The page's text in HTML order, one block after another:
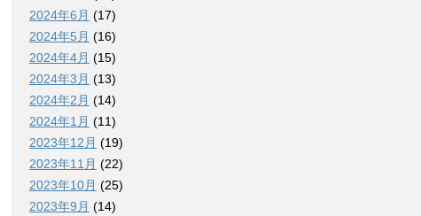
2024年6月 (17)
2024年5月 (16)
2024年4月 (15)
2024年3月 (13)
2024年2月 (14)
2024年1月 (11)
2023年12月 (19)
2023年11月 (22)
2023年10月 (25)
2023年9月 (14)